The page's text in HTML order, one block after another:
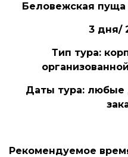
Беловежская пуща
3 дня/
Тип тура:
Даты тура: любые
Рекомендуемое